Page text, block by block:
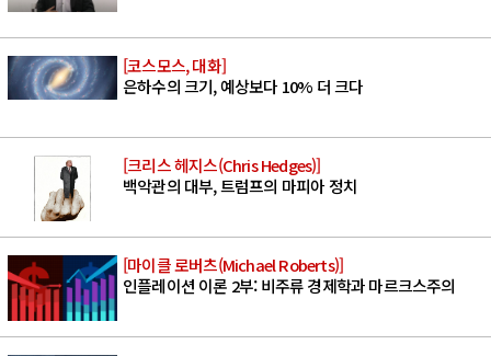
[코스모스, 대화]
은하수의 크기, 예상보다 10% 더 크다
[크리스 헤지스(Chris Hedges)]
백악관의 대부, 트럼프의 마피아 정치
[마이클 로버츠(Michael Roberts)]
인플레이션 이론 2부: 비주류 경제학과 마르크스주의